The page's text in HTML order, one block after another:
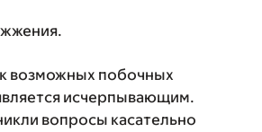
возможных побочных
исчерпывающим.
вопросы касательно